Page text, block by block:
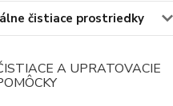
čistiace prostriedky
A UPRATOVACIE